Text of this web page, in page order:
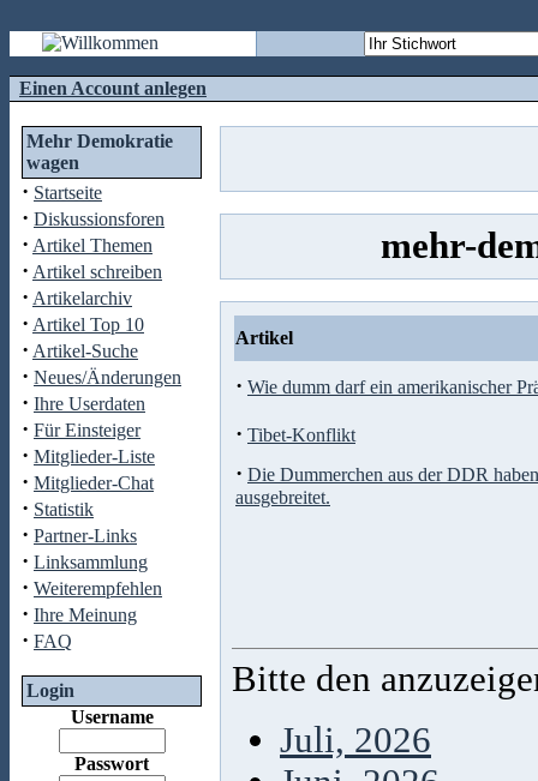
Einen Account anlegen
Mehr Demokratie
wagen
· Startseite
· Diskussionsforen
· Artikel Themen
· Artikel schreiben
· Artikelarchiv
· Artikel Top 10
· Artikel-Suche
· Neues/Änderungen
· Ihre Userdaten
· Für Einsteiger
· Mitglieder-Liste
· Mitglieder-Chat
· Statistik
· Partner-Links
· Linksammlung
· Weiterempfehlen
· Ihre Meinung
· FAQ
Login
Username
Passwort
mehr-
Artikel
· Wie dumm darf ein amerikanischer
· Tibet-Konflikt
· Die Dummerchen aus der DDR
ausgebreitet.
Bitte den
Juli, 2026